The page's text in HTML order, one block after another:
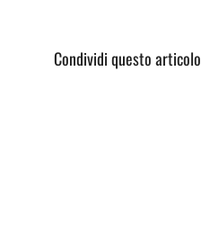
Condividi questo articolo